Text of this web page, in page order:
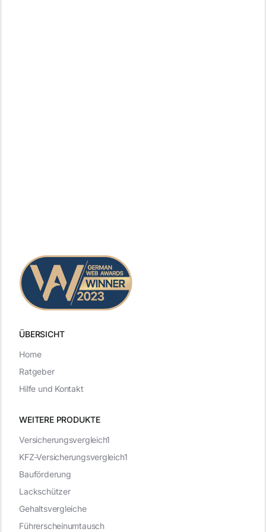
ÜBERSICHT
WEITERE PRODUKTE
Versicherungsvergleich1
KFZ-Versicherungsvergleich1
Bauförderung
Lackschützer
Gehaltsvergleiche
Führerscheinumtausch
Home
Ratgeber
Hilfe und Kontakt